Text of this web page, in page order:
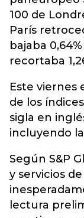
100 de
París
bajaba
recortaba
Este viernes
de los
sigla en
incluyendo
Según S&P
y servicios
lectura